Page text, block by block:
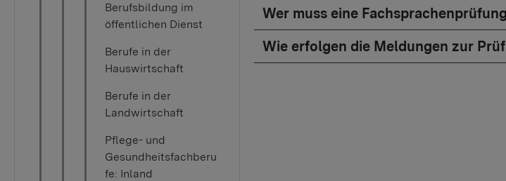
Berufsbildung im
öffentlichen Dienst
Berufe in der
Hauswirtschaft
Berufe in der
Landwirtschaft
Pflege- und
Gesundheitsfachberu
fe: Inland
Wer muss eine
Wie erfolgen die Meldungen zur